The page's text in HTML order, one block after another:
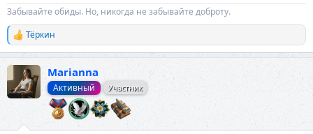
Забывайте обиды. Но, никогда не забывайте доброту.
Р
е
ц
и
Тёркин
Marianna
Активный Участник